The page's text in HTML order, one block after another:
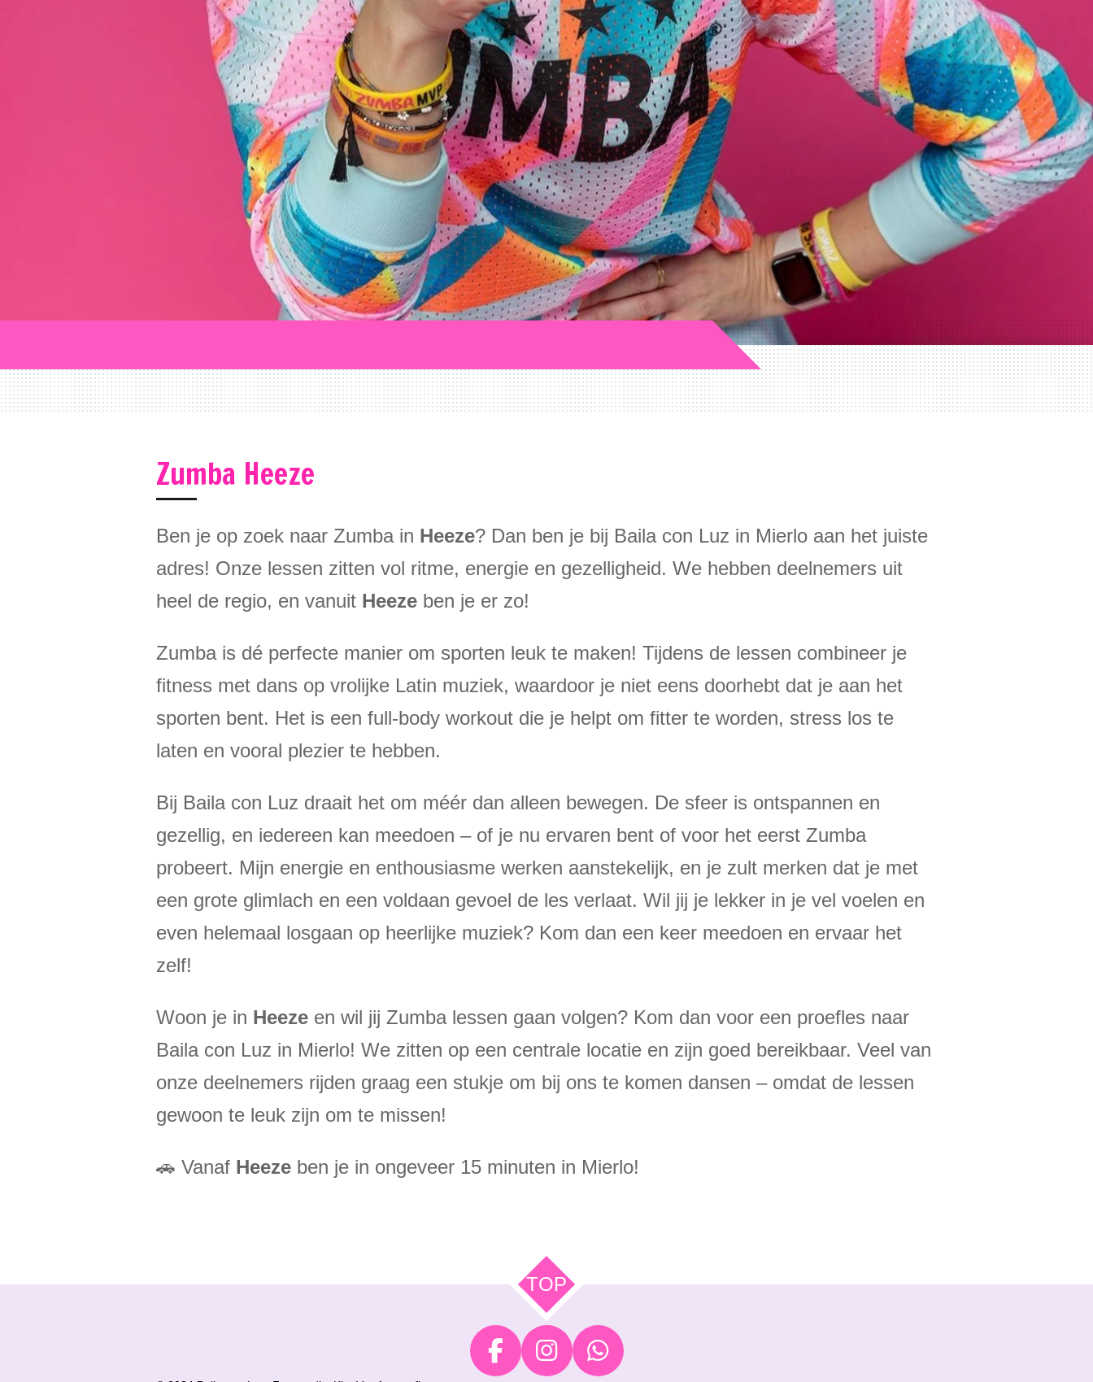
Zumba Heeze
Ben je op zoek naar Zumba in Heeze? Dan ben je bij Baila con Luz in Mierlo aan het juiste
adres! Onze lessen zitten vol ritme, energie en gezelligheid. We hebben deelnemers uit
heel de regio, en vanuit Heeze ben je er zo!
Zumba is dé perfecte manier om sporten leuk te maken! Tijdens de lessen combineer je
fitness met dans op vrolijke Latin muziek, waardoor je niet eens doorhebt dat je aan het
sporten bent. Het is een full-body workout die je helpt om fitter te worden, stress los te
laten en vooral plezier te hebben.
Bij Baila con Luz draait het om méér dan alleen bewegen. De sfeer is ontspannen en
gezellig, en iedereen kan meedoen – of je nu ervaren bent of voor het eerst Zumba
probeert. Mijn energie en enthousiasme werken aanstekelijk, en je zult merken dat je met
een grote glimlach en een voldaan gevoel de les verlaat. Wil jij je lekker in je vel voelen en
even helemaal losgaan op heerlijke muziek? Kom dan een keer meedoen en ervaar het
zelf!
Woon je in Heeze en wil jij Zumba lessen gaan volgen? Kom dan voor een proefles naar
Baila con Luz in Mierlo! We zitten op een centrale locatie en zijn goed bereikbaar. Veel van
onze deelnemers rijden graag een stukje om bij ons te komen dansen – omdat de lessen
gewoon te leuk zijn om te missen!
🚗 Vanaf Heeze ben je in ongeveer 15 minuten in Mierlo!
TOP
F
I
W